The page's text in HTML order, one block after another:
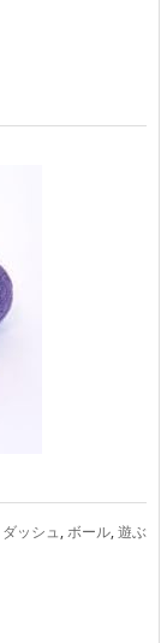
ダッシュ,ボール,遊ぶ